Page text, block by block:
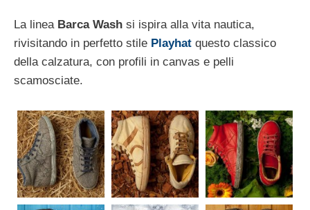
La linea Barca Wash si ispira alla vita nautica,
rivisitando in perfetto stile Playhat questo classico
della calzatura, con profili in canvas e pelli
scamosciate.